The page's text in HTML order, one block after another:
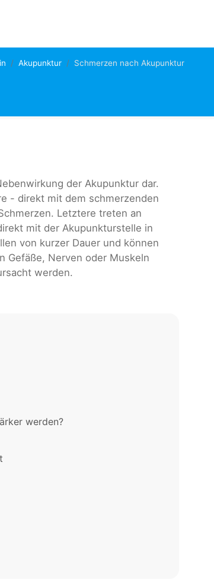
Akupunktur Schmerzen nach Akupunktur
der Akupunktur dar.
- direkt mit dem schmerzenden
Letztere treten an
mit der Akupunkturstelle in
von kurzer Dauer und können
Gefäße, Nerven oder Muskeln
werden.
werden?